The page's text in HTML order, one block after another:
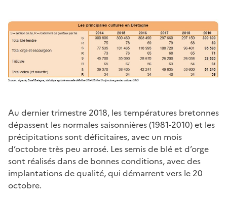
Au dernier trimestre 2018, les températures bretonnes
dépassent les normales saisonnières (1981-2010) et les
précipitations sont déficitaires, avec un mois
d’octobre très peu arrosé. Les semis de blé et d’orge
sont réalisés dans de bonnes conditions, avec des
implantations de qualité, qui démarrent vers le 20
octobre.